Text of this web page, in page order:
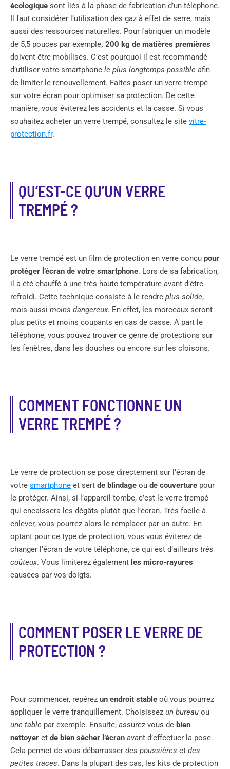
écologique sont liés à la phase de fabrication d’un téléphone.
Il faut considérer l’utilisation des gaz à effet de serre, mais
aussi des ressources naturelles. Pour fabriquer un modèle
de 5,5 pouces par exemple, 200 kg de matières premières
doivent être mobilisés. C’est pourquoi il est recommandé
d’utiliser votre smartphone le plus longtemps possible afin
de limiter le renouvellement. Faites poser un verre trempé
sur votre écran pour optimiser sa protection. De cette
manière, vous éviterez les accidents et la casse. Si vous
souhaitez acheter un verre trempé, consultez le site vitre-
protection.fr.
QU’EST-CE QU’UN VERRE
TREMPÉ ?
Le verre trempé est un film de protection en verre conçu pour
protéger l’écran de votre smartphone. Lors de sa fabrication,
il a été chauffé à une très haute température avant d’être
refroidi. Cette technique consiste à le rendre plus solide,
mais aussi moins dangereux. En effet, les morceaux seront
plus petits et moins coupants en cas de casse. A part le
téléphone, vous pouvez trouver ce genre de protections sur
les fenêtres, dans les douches ou encore sur les cloisons.
COMMENT FONCTIONNE UN
VERRE TREMPÉ ?
Le verre de protection se pose directement sur l’écran de
votre smartphone et sert de blindage ou de couverture pour
le protéger. Ainsi, si l’appareil tombe, c’est le verre trempé
qui encaissera les dégâts plutôt que l’écran. Très facile à
enlever, vous pourrez alors le remplacer par un autre. En
optant pour ce type de protection, vous vous éviterez de
changer l’écran de votre téléphone, ce qui est d’ailleurs très
coûteux. Vous limiterez également les micro-rayures
causées par vos doigts.
COMMENT POSER LE VERRE DE
PROTECTION ?
Pour commencer, repérez un endroit stable où vous pourrez
appliquer le verre tranquillement. Choisissez un bureau ou
une table par exemple. Ensuite, assurez-vous de bien
nettoyer et de bien sécher l’écran avant d’effectuer la pose.
Cela permet de vous débarrasser des poussières et des
petites traces. Dans la plupart des cas, les kits de protection